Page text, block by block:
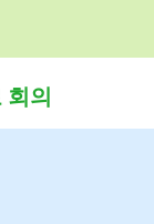
회의